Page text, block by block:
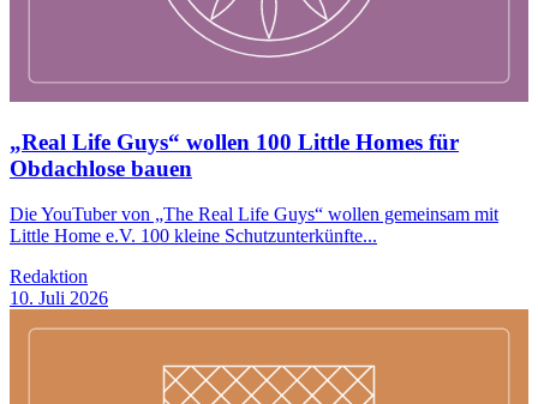
„Real Life Guys“ wollen 100 Little Homes für
Obdachlose bauen
Die YouTuber von „The Real Life Guys“ wollen gemeinsam mit
Little Home e.V. 100 kleine Schutzunterkünfte...
Redaktion
10. Juli 2026